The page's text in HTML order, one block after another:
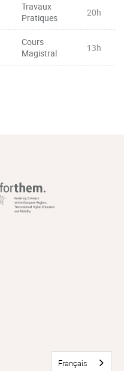
Travaux
Pratiques
20h
Cours
Magistral
13h
Français